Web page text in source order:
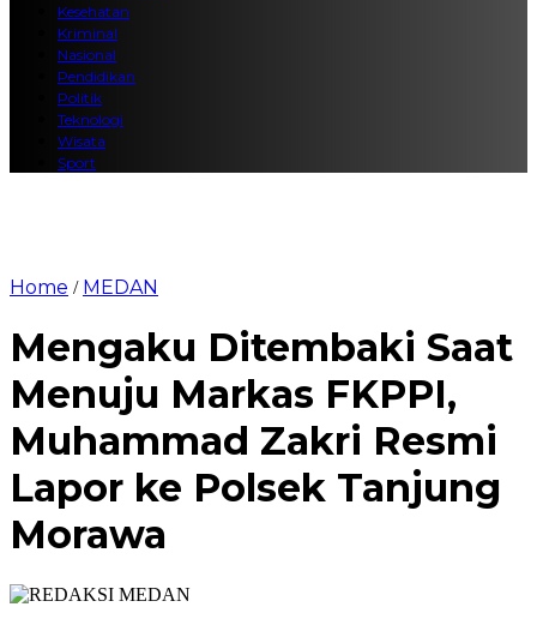
Kesehatan
Kriminal
Nasional
Pendidikan
Politik
Teknologi
Wisata
Sport
Home / MEDAN
Mengaku Ditembaki Saat
Menuju Markas FKPPI,
Muhammad Zakri Resmi
Lapor ke Polsek Tanjung
Morawa